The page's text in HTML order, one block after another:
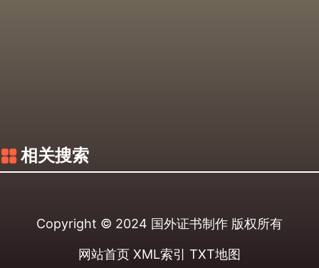
相关搜索
Copyright © 2024 国外证书制作 版权所有
网站首页 XML索引 TXT地图